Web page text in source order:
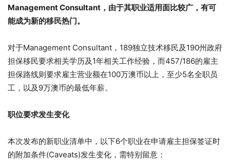
Management Consultant，由于其职业适用面比较广，有可
能成为新的移民热门。
对于Management Consultant，189独立技术移民及190州政府
担保移民要求相关学历及1年相关工作经验，而457/186的雇主
担保路线则要求雇主营业额在100万澳币以上，至少5名全职员
工，以及9万澳币的最低年薪。
职位要求发生变化
本次发布的新职业清单中，以下6个职业在申请雇主担保签证时
的附加条件(Caveats)发生变化，需特别留意：